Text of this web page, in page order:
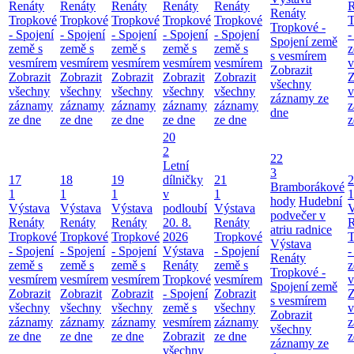
Renáty
Tropkové
- Spojení
země s
vesmírem
Zobrazit
všechny
záznamy
ze dne
Renáty
Tropkové
- Spojení
země s
vesmírem
Zobrazit
všechny
záznamy
ze dne
Renáty
Tropkové
- Spojení
země s
vesmírem
Zobrazit
všechny
záznamy
ze dne
Renáty
Tropkové
- Spojení
země s
vesmírem
Zobrazit
všechny
záznamy
ze dne
Renáty
Tropkové
- Spojení
země s
vesmírem
Zobrazit
všechny
záznamy
ze dne
Renáty
Tropkové -
Spojení země
s vesmírem
Zobrazit
všechny
záznamy ze
dne
-
17
1
Výstava
Renáty
Tropkové
- Spojení
země s
vesmírem
Zobrazit
všechny
záznamy
ze dne
18
1
Výstava
Renáty
Tropkové
- Spojení
země s
vesmírem
Zobrazit
všechny
záznamy
ze dne
19
1
Výstava
Renáty
Tropkové
- Spojení
země s
vesmírem
Zobrazit
všechny
záznamy
ze dne
20
2
Letní
dílničky
v
podloubí
20. 8.
2026
Výstava
Renáty
Tropkové
- Spojení
země s
vesmírem
Zobrazit
všechny
21
1
Výstava
Renáty
Tropkové
- Spojení
země s
vesmírem
Zobrazit
všechny
záznamy
ze dne
22
3
Bramborákové
hody Hudební
podvečer v
atriu radnice
Výstava
Renáty
Tropkové -
Spojení země
s vesmírem
Zobrazit
všechny
záznamy ze
1
-